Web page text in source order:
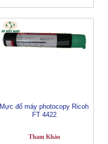
Mực đổ máy photocopy Ricoh
FT 4422
Tham Khảo